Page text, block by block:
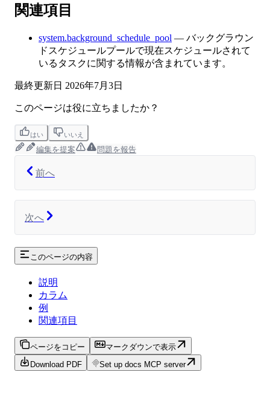
関連項目
system.background_schedule_pool — バックグラウン
ドスケジュールプールで現在スケジュールされて
いるタスクに関する情報が含まれています。
最終更新日 2026年7月3日
このページは役に立ちましたか？
はい いいえ
編集を提案 問題を報告
前へ
次へ
このページの内容
説明
カラム
例
関連項目
ページをコピー
マークダウンで表示
Download PDF
Set up docs MCP server